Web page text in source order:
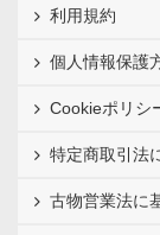
利用規約
個人情報保護
Cookieポリシ
特定商取引法
古物営業法に